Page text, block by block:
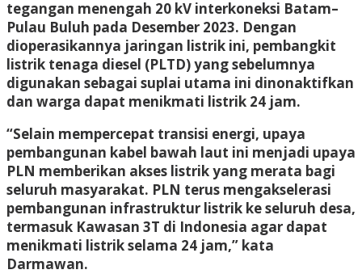
tegangan menengah 20 kV interkoneksi Batam–
Pulau Buluh pada Desember 2023. Dengan
dioperasikannya jaringan listrik ini, pembangkit
listrik tenaga diesel (PLTD) yang sebelumnya
digunakan sebagai suplai utama ini dinonaktifkan
dan warga dapat menikmati listrik 24 jam.
“Selain mempercepat transisi energi, upaya
pembangunan kabel bawah laut ini menjadi upaya
PLN memberikan akses listrik yang merata bagi
seluruh masyarakat. PLN terus mengakselerasi
pembangunan infrastruktur listrik ke seluruh desa,
termasuk Kawasan 3T di Indonesia agar dapat
menikmati listrik selama 24 jam,” kata
Darmawan.